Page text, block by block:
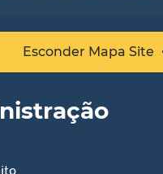
Esconder Mapa Site